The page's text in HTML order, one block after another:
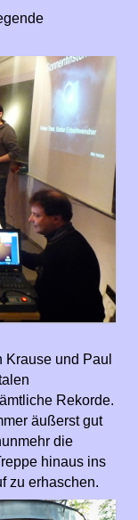
und Paul
Rekorde.
äußerst gut
die
hinaus ins
zu erhaschen.